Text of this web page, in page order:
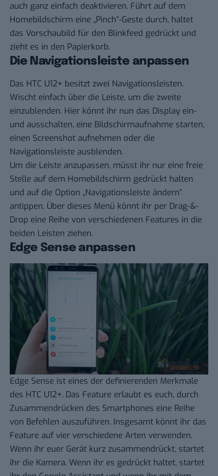
auch ganz einfach deaktivieren. Führt auf dem
Homebildschirm eine „Pinch“-Geste durch, haltet
das Vorschaubild für den Blinkfeed gedrückt und
zieht es in den Papierkorb.
Die Navigationsleiste anpassen
Das HTC U12+ besitzt zwei Navigationsleisten.
Wischt einfach über die Leiste, um die zweite
einzublenden. Hier könnt ihr nun das Display ein-
und ausschalten, eine Bildschirmaufnahme starten,
einen Screenshot aufnehmen oder die
Navigationsleiste ausblenden.
Um die Leiste anzupassen, müsst ihr nur eine freie
Stelle auf dem Homebildschirm gedrückt halten
und auf die Option „Navigationsleiste ändern“
antippen. Über dieses Menü könnt ihr per Drag-&-
Drop eine Reihe von verschiedenen Features in die
beiden Leisten ziehen.
Edge Sense anpassen
Edge Sense ist eines der definierenden Merkmale
des HTC U12+. Das Feature erlaubt es euch, durch
Zusammendrücken des Smartphones eine Reihe
von Befehlen auszuführen. Insgesamt könnt ihr das
Feature auf vier verschiedene Arten verwenden.
Wenn ihr euer Gerät kurz zusammendrückt, startet
ihr die Kamera. Wenn ihr es gedrückt haltet, startet